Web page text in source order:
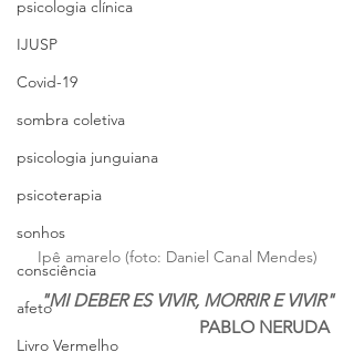
psicologia clínica
IJUSP
Covid-19
sombra coletiva
psicologia junguiana
psicoterapia
sonhos
consciência
afeto
Livro Vermelho
Ipê amarelo (foto: Daniel Canal Mendes)
"MI DEBER ES VIVIR, MORRIR E VIVIR"
PABLO NERUDA